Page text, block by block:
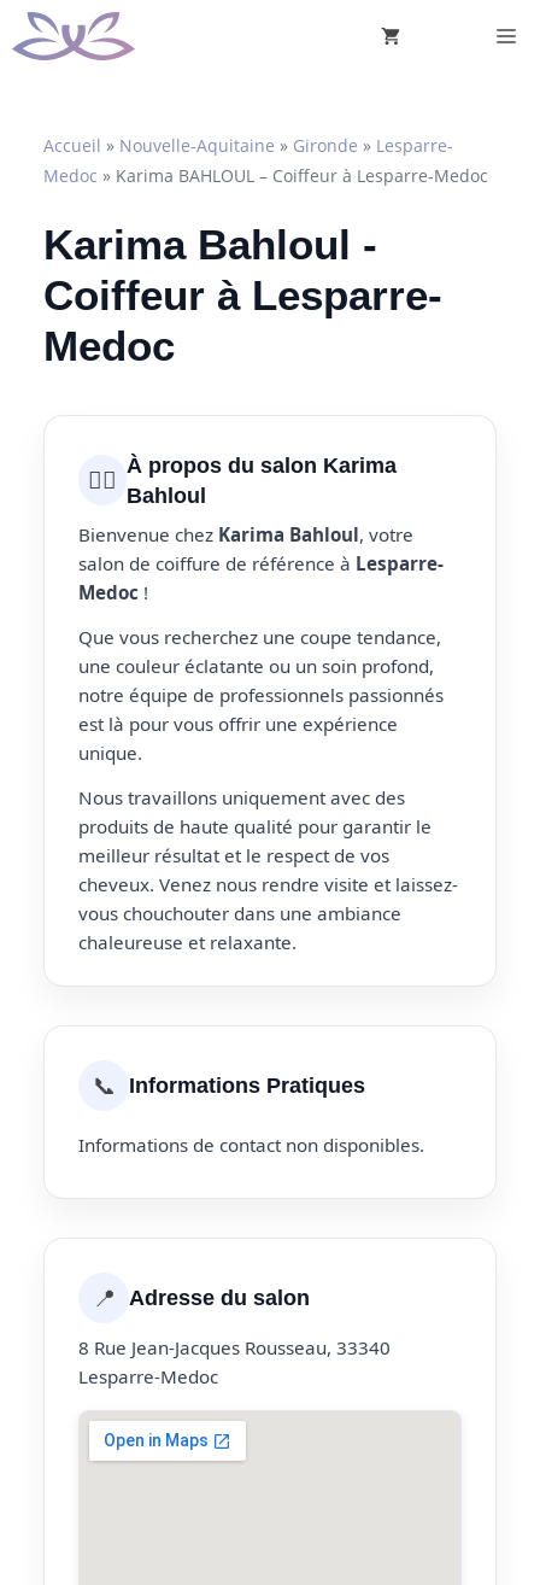
Aller
au
Accueil » Nouvelle-Aquitaine » Gironde » Lesparre-
Medoc » Karima BAHLOUL – Coiffeur à Lesparre-Medoc
Karima Bahloul -
Coiffeur à Lesparre-
Medoc
💇‍♀️ À propos du salon Karima
Bahloul
Bienvenue chez Karima Bahloul, votre
salon de coiffure de référence à Lesparre-
Medoc !
Que vous recherchez une coupe tendance,
une couleur éclatante ou un soin profond,
notre équipe de professionnels passionnés
est là pour vous offrir une expérience
unique.
Nous travaillons uniquement avec des
produits de haute qualité pour garantir le
meilleur résultat et le respect de vos
cheveux. Venez nous rendre visite et laissez-
vous chouchouter dans une ambiance
chaleureuse et relaxante.
📞 Informations Pratiques
Informations de contact non disponibles.
📍 Adresse du salon
8 Rue Jean-Jacques Rousseau, 33340
Lesparre-Medoc